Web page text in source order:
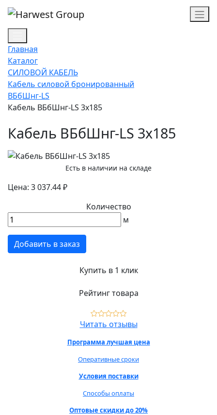
Главная
Каталог
СИЛОВОЙ КАБЕЛЬ
Кабель силовой бронированный
ВБбШнг-LS
Кабель ВБбШнг-LS 3х185
Кабель ВБбШнг-LS 3х185
Есть в наличии на складе
Цена: 3 037.44 ₽
Количество
м
Добавить в заказ
Купить в 1 клик
Рейтинг товара
Читать отзывы
Программа лучшая цена
Оперативные сроки
Условия поставки
Способы оплаты
Оптовые скидки до 20%